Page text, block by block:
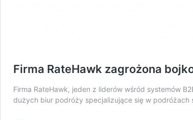
Firma RateHawk zagrożona
Firma RateHawk, jeden z liderów wśród systemów
dużych biur podróży specjalizujące się w podróżach